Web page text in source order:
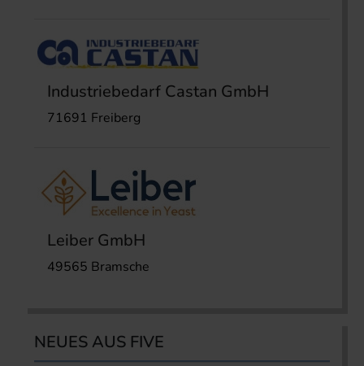
Industriebedarf Castan GmbH
71691 Freiberg
Leiber GmbH
49565 Bramsche
NEUES AUS FIVE